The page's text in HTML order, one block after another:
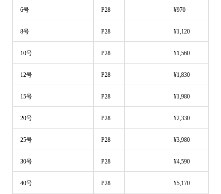
6号 P28 ¥970
8号 P28 ¥1,120
10号 P28 ¥1,560
12号 P28 ¥1,830
15号 P28 ¥1,980
20号 P28 ¥2,330
25号 P28 ¥3,980
30号 P28 ¥4,590
40号 P28 ¥5,170